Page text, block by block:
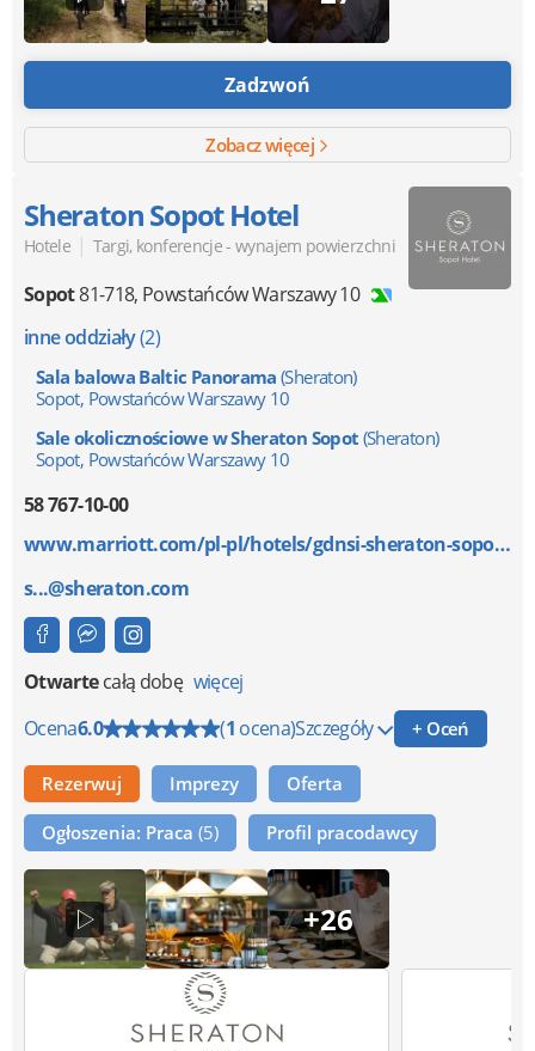
Zadzwoń
Zobacz więcej
Sheraton Sopot Hotel
Hotele | Targi, konferencje - wynajem powierzchni
Sopot81-718, Powstańców Warszawy 10
inne oddziały(2)
Sala balowa Baltic Panorama(Sheraton)
Sopot, Powstańców Warszawy 10
Sale okolicznościowe w Sheraton Sopot (Sheraton)
Sopot, Powstańców Warszawy 10
58 767-10-00
www.marriott.com/pl-pl/hotels/gdnsi-sheraton-sopot-h...
s...@sheraton.com
Otwartecałą dobę więcej
Ocena6.0 (1 ocena)Szczegóły + Oceń
Rezerwuj Imprezy Oferta
Ogłoszenia: Praca (5) Profil pracodawcy
+26